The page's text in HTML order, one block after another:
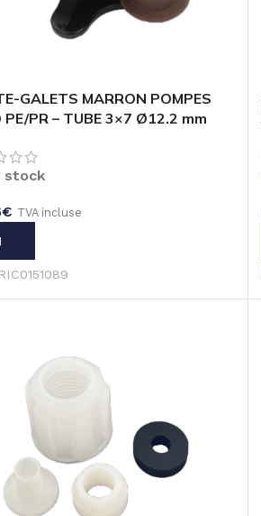
GALETS MARRON POMPES
PE/PR – TUBE 3×7 Ø12.2 mm
stock
€ TVA incluse
AU PANIER
RIC0151089